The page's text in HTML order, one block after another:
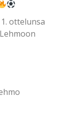
ottelunsa